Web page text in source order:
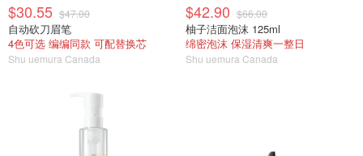
$30.55 $47.00
自动砍刀眉笔
4色可选 编编同款 可配替换芯
Shu uemura Canada
$42.90 $66.00
柚子洁面泡沫 125ml
绵密泡沫 保湿清爽一整日
Shu uemura Canada